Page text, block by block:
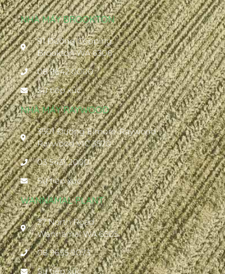
NHÀ MÁY BROOKTON
91 Đường Copping
Brookton WA 6306 ·
08 9642 0000
Sự tiếp xúc
NHÀ MÁY RAYWOOD
3501 Đường Elmore-Raywood
Raywood VIC 3570
03 5431 2000
Sự tiếp xúc
WANNAMAL PLANT
27 North Road
Wannamal WA 6505
08 9655 9073
Sự tiếp xúc